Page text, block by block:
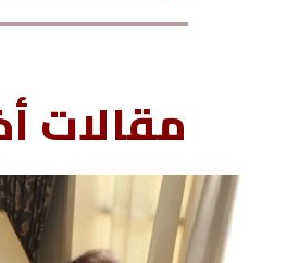
مقالات